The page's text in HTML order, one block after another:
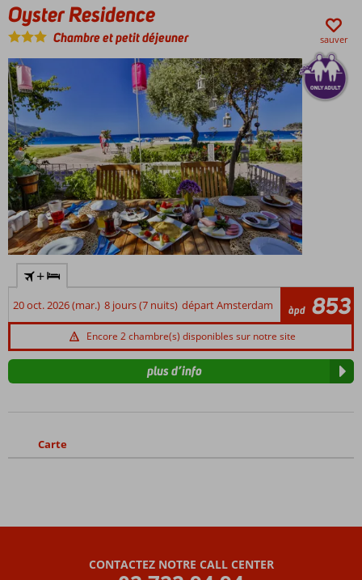
Personnel
sympathique
de la
plage
Oyster Residence
Chambre et petit déjeuner sauver
+
20 oct. 2026 (mar.) 8 jours (7 nuits) départ Amsterdam àpd 853
Encore 2 chambre(s) disponibles sur notre site
plus d’info
Carte
CONTACTEZ NOTRE CALL CENTER